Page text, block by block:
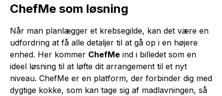
ChefMe som løsning
Når man planlægger et krebsegilde, kan det være en
udfordring at få alle detaljer til at gå op i en højere
enhed. Her kommer ChefMe ind i billedet som en
ideel løsning til at løfte dit arrangement til et nyt
niveau. ChefMe er en platform, der forbinder dig med
dygtige kokke, som kan tage sig af madlavningen, så